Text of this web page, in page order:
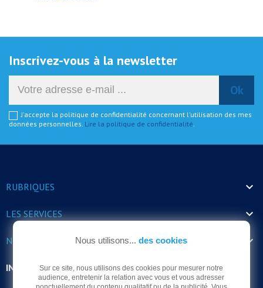
Inscrivez-vous à la newsletter
J'accepte la politique de confidentialité concernant l'utilisation des mes
données personnelles. Lire la politique de confidentialité
RUBRIQUES 
LES SERVICES 
NOS HORAIRES 
INFORMATIONS
Nous utilisons... des cookies
Sur ce site, nous utilisons des cookies pour mesurer notre
audience, entretenir la relation avec vous et vous adresser